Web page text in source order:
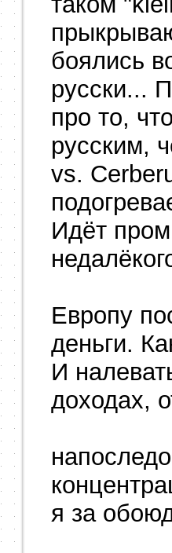
боялись
русски...
про то,
русским,
vs.
Идёт
Европу
деньги.
И
доходах,
я за